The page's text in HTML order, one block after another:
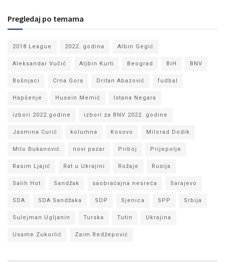
Pregledaj po temama
2018 League 2022. godina Albin Gegić
Aleksandar Vučić Aljbin Kurti Beograd BiH BNV
Bošnjaci Crna Gora Dritan Abazović fudbal
Hapšenje Husein Memić Istana Negara
izbori 2022.godine izbori za BNV 2022. godine
Jasmina Curić kolumna Kosovo Milorad Dodik
Milo Đukanović novi pazar Priboj Prijepolje
Rasim Ljajić Rat u Ukrajini Rožaje Rusija
Salih Hot Sandžak saobraćajna nesreća Sarajevo
SDA SDA Sandžaka SDP Sjenica SPP Srbija
Sulejman Ugljanin Turska Tutin Ukrajina
Usame Zukorlić Zaim Redžepović